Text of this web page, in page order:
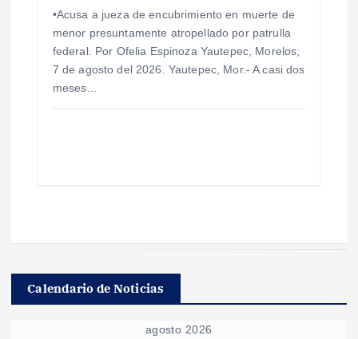
•Acusa a jueza de encubrimiento en muerte de
menor presuntamente atropellado por patrulla
federal. Por Ofelia Espinoza Yautepec, Morelos;
7 de agosto del 2026. Yautepec, Mor.- A casi dos
meses…
Calendario de Noticias
agosto 2026